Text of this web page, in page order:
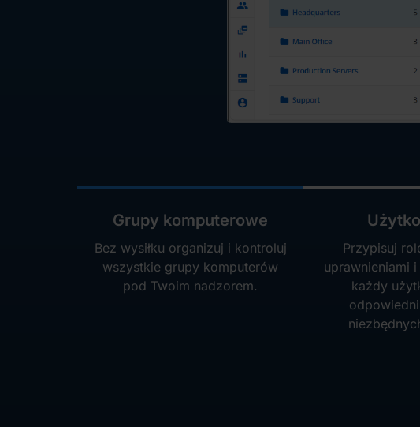
Grupy komputerowe
Bez wysiłku organizuj i kontroluj
wszystkie grupy komputerów
pod Twoim nadzorem.
Przypisuj
uprawnieniami
każdy